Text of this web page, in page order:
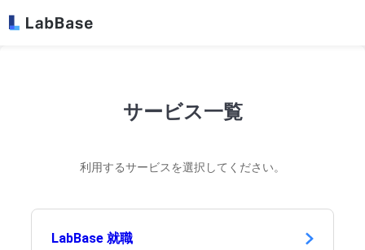
サービス一覧
利用するサービスを選択してください。
LabBase 就職